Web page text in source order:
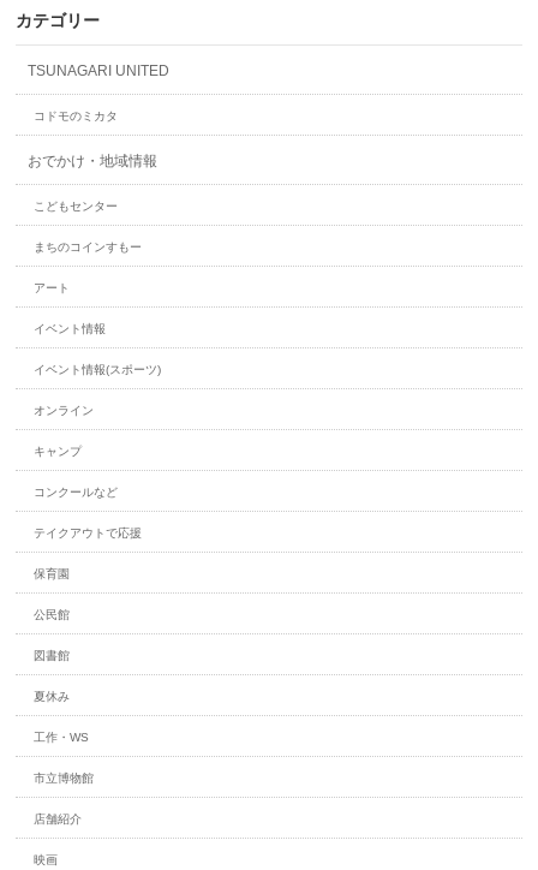
カテゴリー
TSUNAGARI UNITED
コドモのミカタ
おでかけ・地域情報
こどもセンター
まちのコインすもー
アート
イベント情報
イベント情報(スポーツ)
オンライン
キャンプ
コンクールなど
テイクアウトで応援
保育園
公民館
図書館
夏休み
工作・WS
市立博物館
店舗紹介
映画